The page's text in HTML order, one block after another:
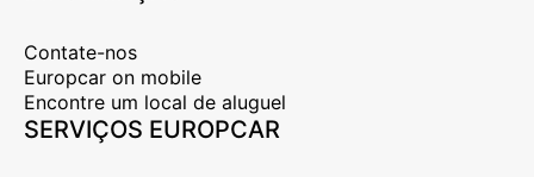
Contate-nos
Europcar on mobile
Encontre um local de aluguel
SERVIÇOS EUROPCAR